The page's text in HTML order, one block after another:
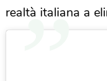
realtà italiana a